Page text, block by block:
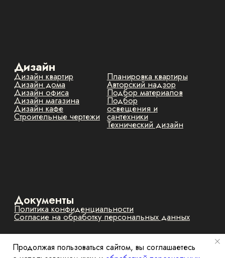
Продолжая пользоваться сайтом, вы соглашаетесь